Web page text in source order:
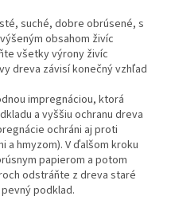
suché, dobre obrúsené, s
obsahom živíc
všetky výrony živíc
dreva závisí konečný vzhľad
impregnáciou, ktorá
a vyššiu ochranu dreva
ochráni aj proti
a hmyzom). V ďalšom kroku
papierom a potom
odstráňte z dreva staré
podklad.